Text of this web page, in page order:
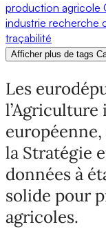
production agricole
industrie recherche
traçabilité
Afficher plus de tags
Les
européenne,
la Stratégie
données à
solide pour
agricoles.